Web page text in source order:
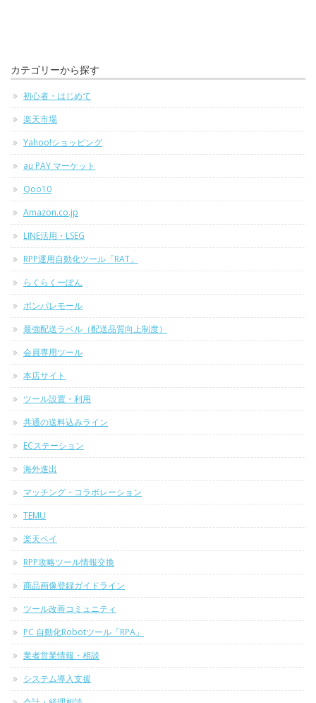
カテゴリーから探す
初心者・はじめて
楽天市場
Yahoo!ショッピング
au PAY マーケット
Qoo10
Amazon.co.jp
LINE活用・LSEG
RPP運用自動化ツール「RAT」
らくらくーぽん
ポンパレモール
最強配送ラベル（配送品質向上制度）
会員専用ツール
本店サイト
ツール設置・利用
共通の送料込みライン
ECステーション
海外進出
マッチング・コラボレーション
TEMU
楽天ペイ
RPP攻略ツール情報交換
商品画像登録ガイドライン
ツール改善コミュニティ
PC 自動化Robotツール「RPA」
業者営業情報・相談
システム導入支援